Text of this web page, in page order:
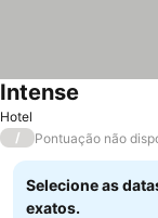
Hotel
Intense
/ Pontuação não
Selecione as
exatos.